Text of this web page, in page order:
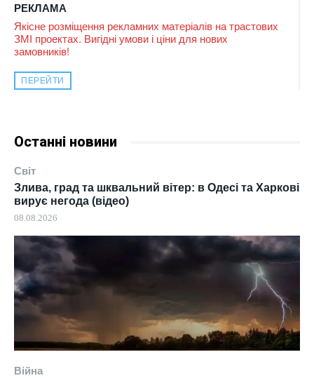
РЕКЛАМА
Якісне розміщення рекламних матеріалів на трастових
ЗМІ проектах. Вигідні умови і ціни для нових
замовників!
ПЕРЕЙТИ
Останні новини
Світ
Злива, град та шквальний вітер: в Одесі та Харкові
вирує негода (відео)
08.08.2026
Війна